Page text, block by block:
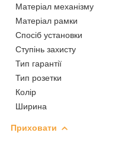
Матеріал механізму
Матеріал рамки
Спосіб установки
Ступінь захисту
Тип гарантії
Тип розетки
Колір
Ширина
Приховати